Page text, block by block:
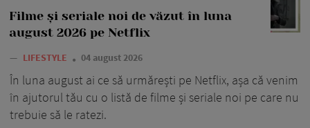
Filme și seriale noi de văzut în luna
august 2026 pe Netflix
— LIFESTYLE 04 august 2026
În luna august ai ce să urmărești pe Netflix, așa că venim
în ajutorul tău cu o listă de filme și seriale noi pe care nu
trebuie să le ratezi.